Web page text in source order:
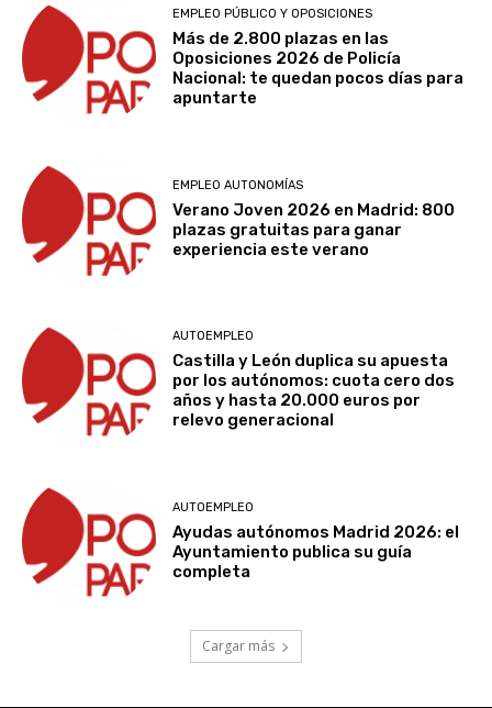
EMPLEO PÚBLICO Y OPOSICIONES
Más de 2.800 plazas en las
Oposiciones 2026 de Policía
Nacional: te quedan pocos días para
apuntarte
EMPLEO AUTONOMÍAS
Verano Joven 2026 en Madrid: 800
plazas gratuitas para ganar
experiencia este verano
AUTOEMPLEO
Castilla y León duplica su apuesta
por los autónomos: cuota cero dos
años y hasta 20.000 euros por
relevo generacional
AUTOEMPLEO
Ayudas autónomos Madrid 2026: el
Ayuntamiento publica su guía
completa
Cargar más